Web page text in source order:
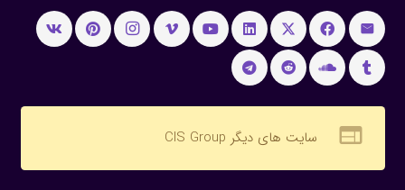
web سایت های دیگر CIS Group